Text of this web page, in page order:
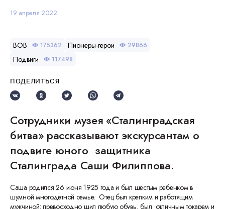
19 апреля 2022
ВОВ 175362 Пионеры-герои 29866
Подвиги 117498
ПОДЕЛИТЬСЯ
Сотрудники музея «Сталинградская
битва» рассказывают экскурсантам о
подвиге юного защитника
Сталинграда Саши Филиппова.
Саша родился 26 июня 1925 года и был шестым ребенком в
шумной многодетной семье. Отец был крепким и работящим
мужчиной: превосходно шил любую обувь, был отличным токарем и